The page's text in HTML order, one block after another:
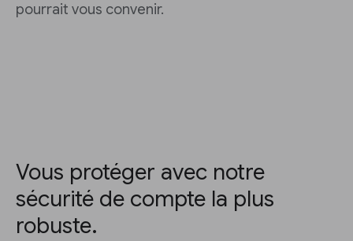
pourrait vous convenir.
Vous protéger avec notre
sécurité de compte la plus
robuste.